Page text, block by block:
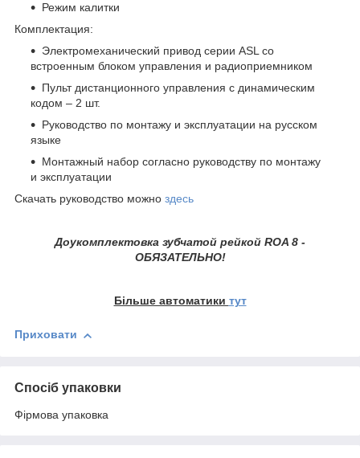
Режим калитки
Комплектация:
Электромеханический привод серии ASL со
встроенным блоком управления и радиоприемником
Пульт дистанционного управления с динамическим
кодом – 2 шт.
Руководство по монтажу и эксплуатации на русском
языке
Монтажный набор согласно руководству по монтажу
и эксплуатации
Скачать руководство можно здесь
Доукомплектовка зубчатой рейкой ROA 8 -
ОБЯЗАТЕЛЬНО!
Більше автоматики тут
Приховати
Спосіб упаковки
Фірмова упаковка